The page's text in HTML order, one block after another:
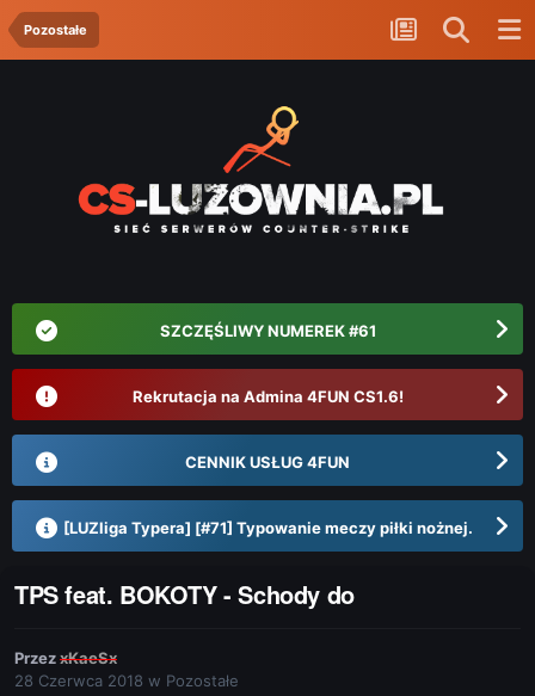
Pozostałe
SZCZĘŚLIWY NUMEREK #61
Rekrutacja na Admina 4FUN CS1.6!
CENNIK USŁUG 4FUN
[LUZliga Typera] [#71] Typowanie meczy piłki nożnej.
TPS feat. BOKOTY - Schody do
PrzezxKaeSx
28 Czerwca 2018 w Pozostałe